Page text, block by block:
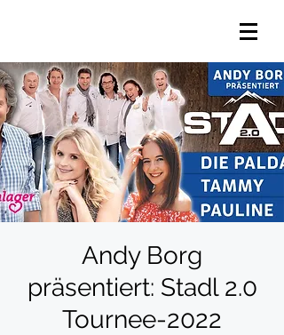
Andy Borg
präsentiert: Stadl 2.0
Tournee-2022